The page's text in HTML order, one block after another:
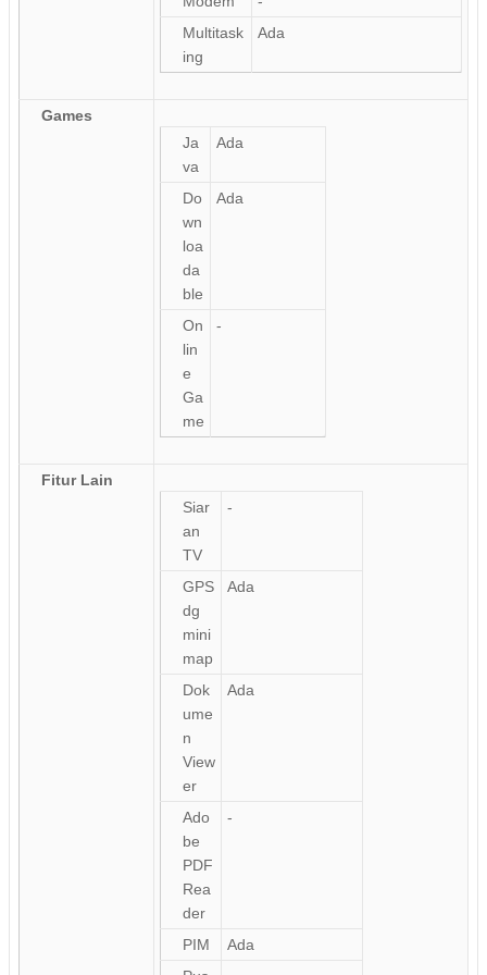
Multitask
ing
Ada
Games
Ja
va
Ada
Do
wn
loa
da
ble
Ada
On
lin
e
Ga
me
-
Fitur Lain
Siar
an
TV
-
GPS
dg
mini
map
Ada
Dok
ume
n
View
er
Ada
Ado
be
PDF
Rea
der
-
PIM
Ada